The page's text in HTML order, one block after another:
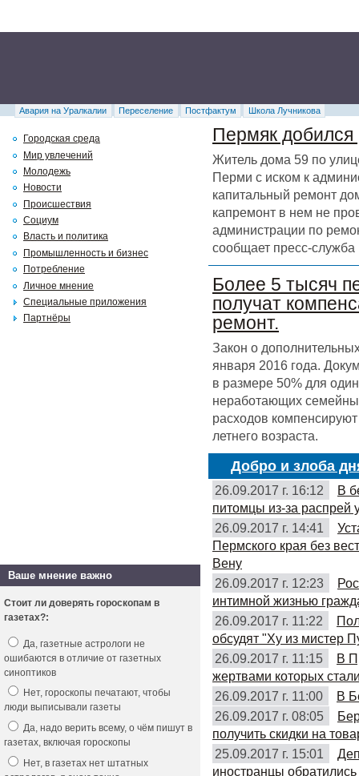
Авария на Уралкалии Переселение Постфактум Школа Лучникова
Пермяк добился
Житель дома 59 по
Перми с иском к
капитальный ремонт
капремонт в нем не
администрации по
сообщает пресс-служба
Более 5 тысяч
получат
ремонт.
Закон о
января 2016 года.
в размере 50% для
неработающих
расходов
летнего возраста.
Добро и злоба
26.09.2017 г. 16:12
В
питомцы из-за распрей
26.09.2017 г. 14:41
Пермского края без
Вену
26.09.2017 г. 12:23
интимной жизнью
26.09.2017 г. 11:22
обсудят "Ху из мистер
26.09.2017 г. 11:15
В
жертвами которых
26.09.2017 г. 11:00
В
26.09.2017 г. 08:05
получить скидки на
25.09.2017 г. 15:01
иностранцы обратились
Городская среда
Мир увлечений
Молодежь
Новости
Происшествия
Социум
Власть и политика
Промышленность и бизнес
Потребление
Личное мнение
Специальные приложения
Партнёры
Ваше мнение важно
Стоит ли доверять гороскопам в
газетах?:
Да, газетные астрологи не
ошибаются в отличие от газетных
синоптиков
Нет, гороскопы печатают, чтобы
люди выписывали газеты
Да, надо верить всему, о чём пишут в
газетах, включая гороскопы
Нет, в газетах нет штатных